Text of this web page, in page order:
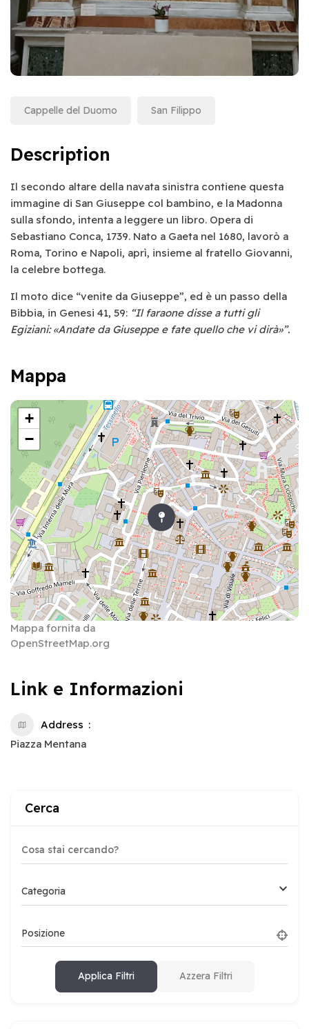
Cappelle del Duomo San Filippo
Description
Il secondo altare della navata sinistra contiene questa
immagine di San Giuseppe col bambino, e la Madonna
sulla sfondo, intenta a leggere un libro. Opera di
Sebastiano Conca, 1739. Nato a Gaeta nel 1680, lavorò a
Roma, Torino e Napoli, aprì, insieme al fratello Giovanni,
la celebre bottega.
Il moto dice “venite da Giuseppe”, ed è un passo della
Bibbia, in Genesi 41, 59: “Il faraone disse a tutti gli
Egiziani: «Andate da Giuseppe e fate quello che vi dirà»”.
Mappa
+
−
Mappa fornita da
OpenStreetMap.org
Link e Informazioni
Address
Piazza Mentana
Cerca
Categoria
Posizione
Applica Filtri Azzera Filtri